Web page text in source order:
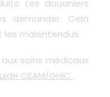
Les douaniers
demander. Cela
les malentendus.
soins médicaux
CEAM/GHIC .